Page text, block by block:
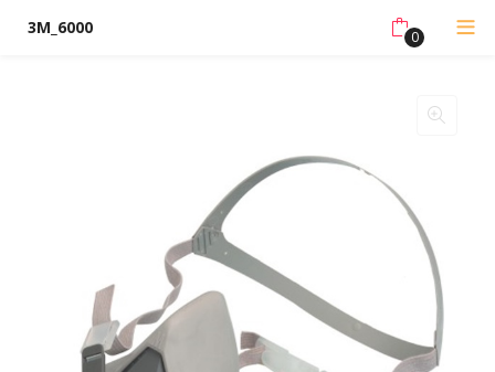
3M_6000 0